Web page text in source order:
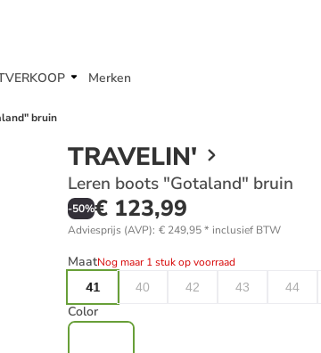
Merken
bruin
TRAVELIN'
Leren boots "Gotaland" bruin
-50%€ 123,99
Adviesprijs (AVP): € 249,95* inclusief BTW
MaatNog maar 1 stuk op voorraad
41
40 42 43 44
Color